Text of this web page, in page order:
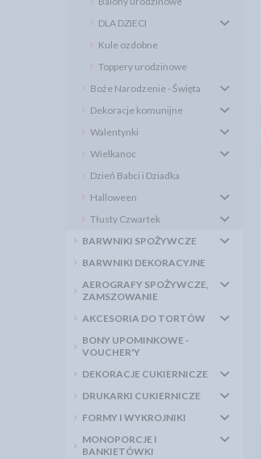
DLA DZIECI
Kule ozdobne
Toppery urodzinowe
Boże Narodzenie - Święta
Dekoracje komunijne
Walentynki
Wielkanoc
Dzień Babci i Dziadka
Halloween
Tłusty Czwartek
BARWNIKI SPOŻYWCZE
BARWNIKI DEKORACYJNE
AEROGRAFY SPOŻYWCZE,
ZAMSZOWANIE
AKCESORIA DO TORTÓW
BONY UPOMINKOWE -
VOUCHER'Y
DEKORACJE CUKIERNICZE
DRUKARKI CUKIERNICZE
FORMY I WYKROJNIKI
MONOPORCJE I
BANKIETÓWKI